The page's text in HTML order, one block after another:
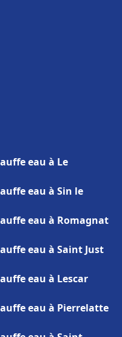
eau à Le
eau à Sin le
eau à Romagnat
eau à Saint Just
eau à Lescar
eau à Pierrelatte